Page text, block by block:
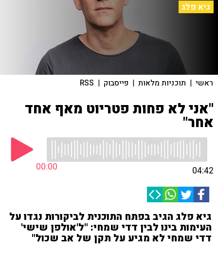
גיא פלג
ראשי | תוכניות מלאות | פייסבוק |
RSS
"אני לא פחות פטריוט מאף אחד
אחר"
00:00 04:42
גיא פלג הגיב בפתח התוכנית לביקורות נגדו על
העימות בינו לבין דדי שמחי: "ל'אולפן שישי'
דדי שמחי לא מגיע על תקן של אב שכול"